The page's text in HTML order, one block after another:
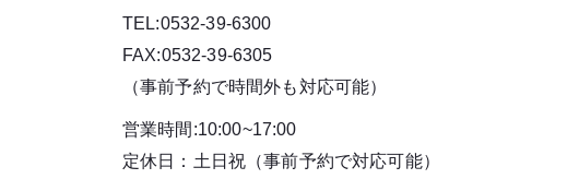
TEL:0532-39-6300
FAX:0532-39-6305
（事前予約で時間外も対応可能）
営業時間:10:00~17:00
定休日：土日祝（事前予約で対応可能）